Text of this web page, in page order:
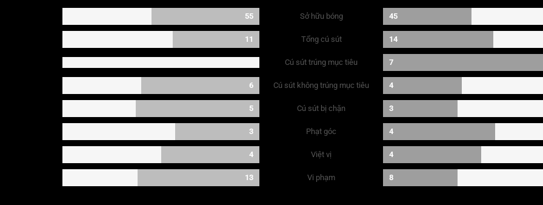
55 Sở hữu bóng 45
11 Tổng cú sút 14
Cú sút trúng mục tiêu 7
6 Cú sút không trúng mục tiêu 4
5 Cú sút bị chặn 3
3 Phạt góc 4
4 Việt vị 4
13 Vi phạm 8